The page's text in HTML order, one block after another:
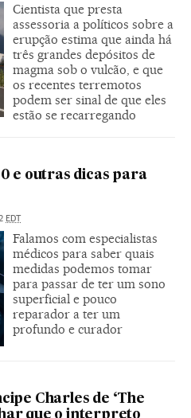
Cientista que presta
assessoria a políticos sobre a
erupção estima que ainda há
três grandes depósitos de
magma sob o vulcão, e que
os recentes terremotos
podem ser sinal de que eles
estão se recarregando
e outras dicas para
EDT
Falamos com especialistas
médicos para saber quais
medidas podemos tomar
para passar de ter um sono
superficial e pouco
reparador a ter um
profundo e curador
Charles de ‘The
que o interpreto